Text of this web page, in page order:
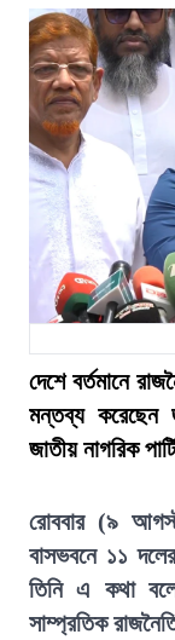
দেশে বর্তমানে
মন্তব্য করেছেন
জাতীয় নাগরিক
রোববার (৯
বাসভবনে ১১
তিনি এ কথা
সাম্প্রতিক